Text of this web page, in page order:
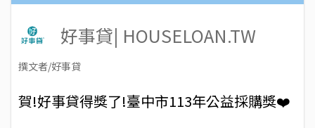
好事貸| HOUSELOAN.TW
撰文者/好事貸
賀!好事貸得獎了!臺中市113年公益採購獎❤️